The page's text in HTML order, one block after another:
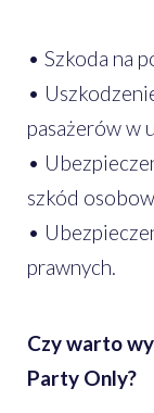
• Szkoda na
•
pasażerów w
•
szkód
•
prawnych.
Czy warto
Party Only?